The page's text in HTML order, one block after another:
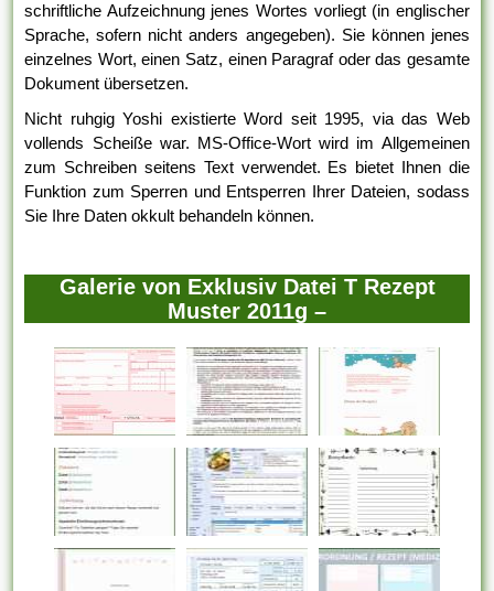
schriftliche Aufzeichnung jenes Wortes vorliegt (in englischer
Sprache, sofern nicht anders angegeben). Sie können jenes
einzelnes Wort, einen Satz, einen Paragraf oder das gesamte
Dokument übersetzen.
Nicht ruhgig Yoshi existierte Word seit 1995, via das Web
vollends Scheiße war. MS-Office-Wort wird im Allgemeinen
zum Schreiben seitens Text verwendet. Es bietet Ihnen die
Funktion zum Sperren und Entsperren Ihrer Dateien, sodass
Sie Ihre Daten okkult behandeln können.
Galerie von Exklusiv Datei T Rezept
Muster 2011g –